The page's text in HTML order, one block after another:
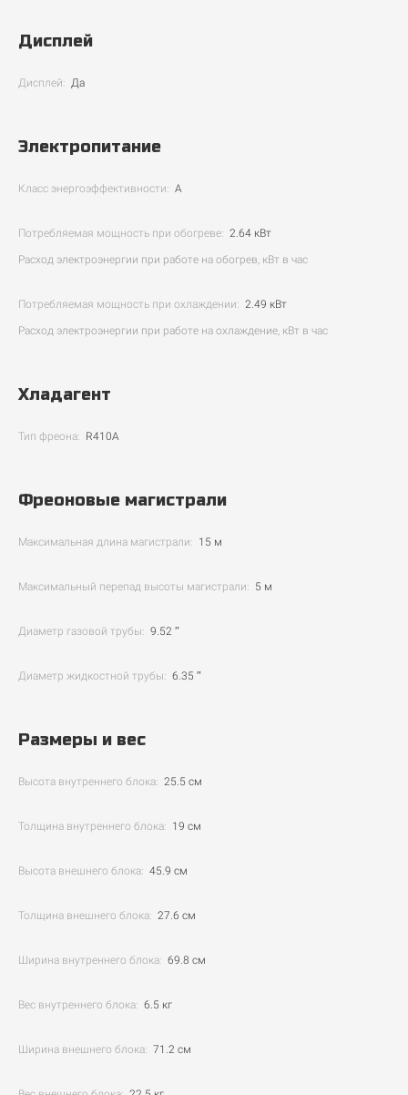
Дисплей
Дисплей: Да
Электропитание
Класс энергоэффективности: А
Потребляемая мощность при обогреве: 2.64 кВт
Расход электроэнергии при работе на обогрев, кВт в час
Потребляемая мощность при охлаждении: 2.49 кВт
Расход электроэнергии при работе на охлаждение, кВт в час
Хладагент
Тип фреона: R410A
Фреоновые магистрали
Максимальная длина магистрали: 15 м
Максимальный перепад высоты магистрали: 5 м
Диаметр газовой трубы: 9.52 ″
Диаметр жидкостной трубы: 6.35 ″
Размеры и вес
Высота внутреннего блока: 25.5 см
Толщина внутреннего блока: 19 см
Высота внешнего блока: 45.9 см
Толщина внешнего блока: 27.6 см
Ширина внутреннего блока: 69.8 см
Вес внутреннего блока: 6.5 кг
Ширина внешнего блока: 71.2 см